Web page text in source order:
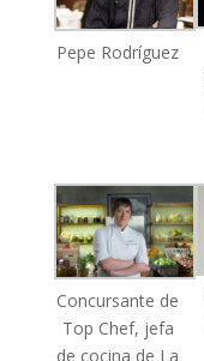
Pepe Rodríguez
Concursante de
Top Chef, jefa
de cocina de La